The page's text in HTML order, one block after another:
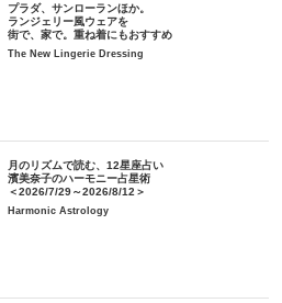
プラダ、サンローランほか。
ランジェリー風ウェアを
街で、家で。重ね着にもおすすめ
The New Lingerie Dressing
月のリズムで読む、12星座占い
濱美奈子のハーモニー占星術
＜2026/7/29～2026/8/12＞
Harmonic Astrology